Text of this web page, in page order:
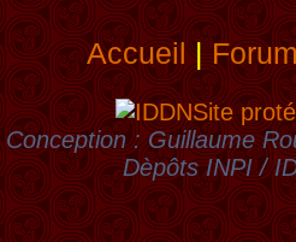
Accueil|
Site
Conception : Guillaume
Dèpôts INPI /